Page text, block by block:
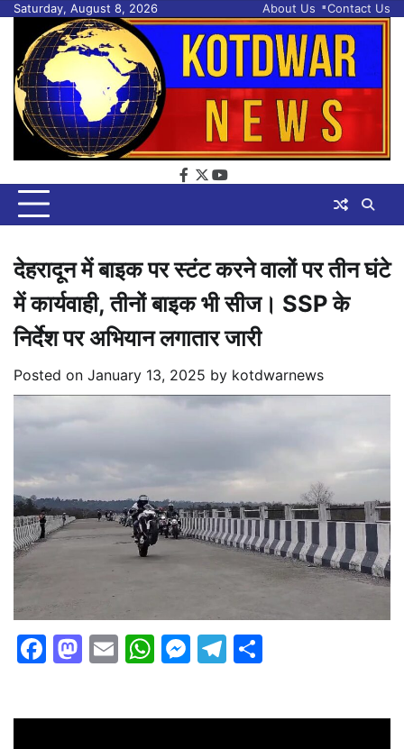
Skip
content
Saturday, August 8, 2026 About Us Contact Us
facebook
twitter
youtube
देहरादून में बाइक पर स्टंट करने वालों पर तीन घंटे
में कार्यवाही, तीनों बाइक भी सीज। SSP के
निर्देश पर अभियान लगातार जारी
Posted on January 13, 2025 by kotdwarnews
Facebook
Mastodon
EmailWhatsApp
Messenger
Telegram